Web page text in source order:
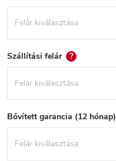
Szállítási felár ?
Bővített garancia (12 hónap)